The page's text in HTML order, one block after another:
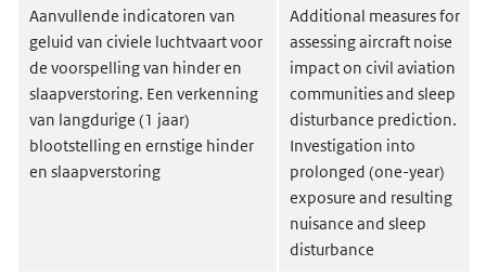
Aanvullende indicatoren van
geluid van civiele luchtvaart voor
de voorspelling van hinder en
slaapverstoring. Een verkenning
van langdurige (1 jaar)
blootstelling en ernstige hinder
en slaapverstoring
Additional measures for
assessing aircraft noise
impact on civil aviation
communities and sleep
disturbance prediction.
Investigation into
prolonged (one-year)
exposure and resulting
nuisance and sleep
disturbance